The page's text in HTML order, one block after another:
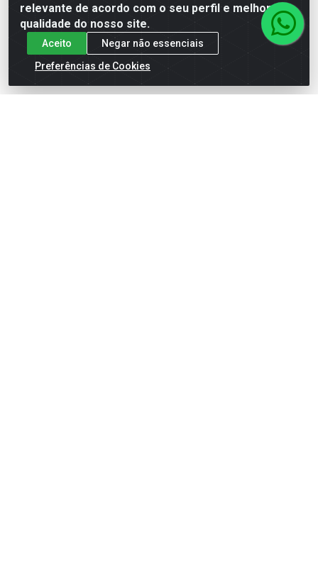
Faça seu login ou
cadastre-se para
ver preços e
comprar
Faça seu login ou
cadastre-se para
comprar
relevante de acordo com o seu perfil e melhorar a
qualidade do nosso site.
Aceito
Negar não essenciais
Preferências de Cookies